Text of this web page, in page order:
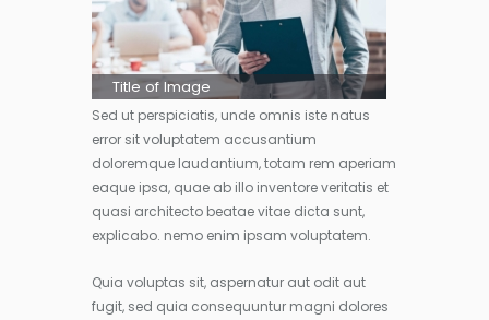
Title of Image
Sed ut perspiciatis, unde omnis iste natus
error sit voluptatem accusantium
doloremque laudantium, totam rem aperiam
eaque ipsa, quae ab illo inventore veritatis et
quasi architecto beatae vitae dicta sunt,
explicabo. nemo enim ipsam voluptatem.
Quia voluptas sit, aspernatur aut odit aut
fugit, sed quia consequuntur magni dolores